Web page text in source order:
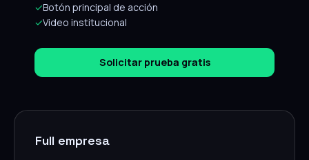
✓Botón principal de acción
✓Video institucional
Solicitar prueba gratis
Full empresa